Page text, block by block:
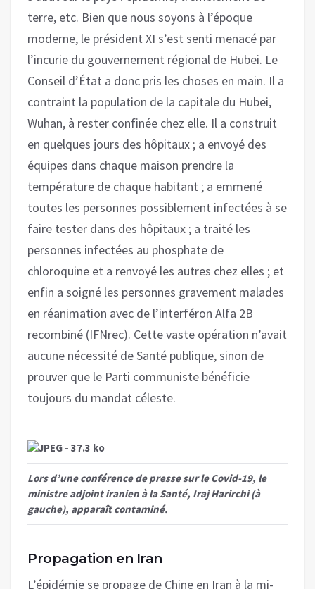
terre, etc. Bien que nous soyons à l’époque
moderne, le président XI s’est senti menacé par
l’incurie du gouvernement régional de Hubei. Le
Conseil d’État a donc pris les choses en main. Il a
contraint la population de la capitale du Hubei,
Wuhan, à rester confinée chez elle. Il a construit
en quelques jours des hôpitaux ; a envoyé des
équipes dans chaque maison prendre la
température de chaque habitant ; a emmené
toutes les personnes possiblement infectées à se
faire tester dans des hôpitaux ; a traité les
personnes infectées au phosphate de
chloroquine et a renvoyé les autres chez elles ; et
enfin a soigné les personnes gravement malades
en réanimation avec de l’interféron Alfa 2B
recombiné (IFNrec). Cette vaste opération n’avait
aucune nécessité de Santé publique, sinon de
prouver que le Parti communiste bénéficie
toujours du mandat céleste.
Lors d’une conférence de presse sur le Covid-19, le
ministre adjoint iranien à la Santé, Iraj Harirchi (à
gauche), apparaît contaminé.
Propagation en Iran
L’épidémie se propage de Chine en Iran à la mi-